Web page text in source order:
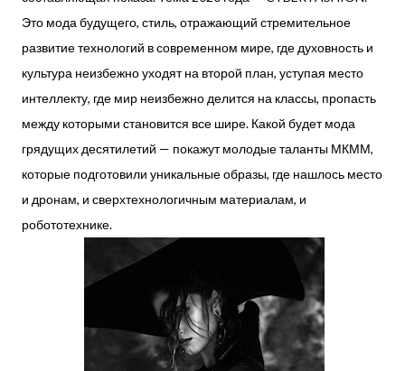
Это мода будущего, стиль, отражающий стремительное
развитие технологий в современном мире, где духовность и
культура неизбежно уходят на второй план, уступая место
интеллекту, где мир неизбежно делится на классы, пропасть
между которыми становится все шире. Какой будет мода
грядущих десятилетий — покажут молодые таланты МКММ,
которые подготовили уникальные образы, где нашлось место
и дронам, и сверхтехнологичным материалам, и
робототехнике.